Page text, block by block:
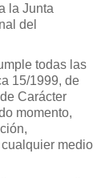
la Junta
del
todas las
15/1999, de
Carácter
momento,
medio